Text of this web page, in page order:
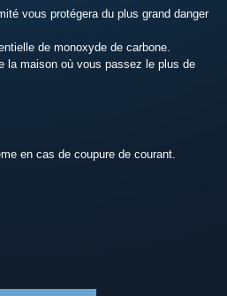
vous protégera du plus grand danger
de monoxyde de carbone.
la maison où vous passez le plus de
en cas de coupure de courant.